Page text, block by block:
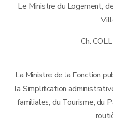
Le Ministre du Logement,
Ch.
La Ministre de la Fonction
la Simplification
familiales, du Tourisme, du